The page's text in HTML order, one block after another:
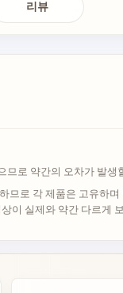
리뷰
므로 약간의 오차가 발생
므로 각 제품은 고유하
이 실제와 약간 다르게